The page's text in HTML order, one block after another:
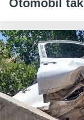
Otomobil